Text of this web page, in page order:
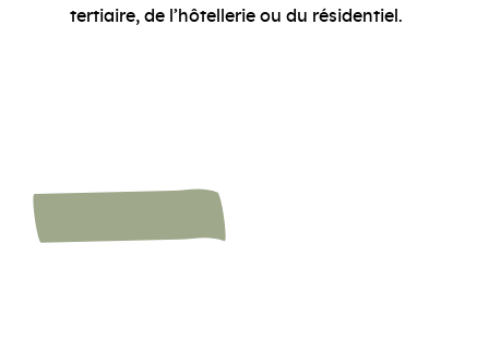
tertiaire, de l’hôtellerie ou du résidentiel.